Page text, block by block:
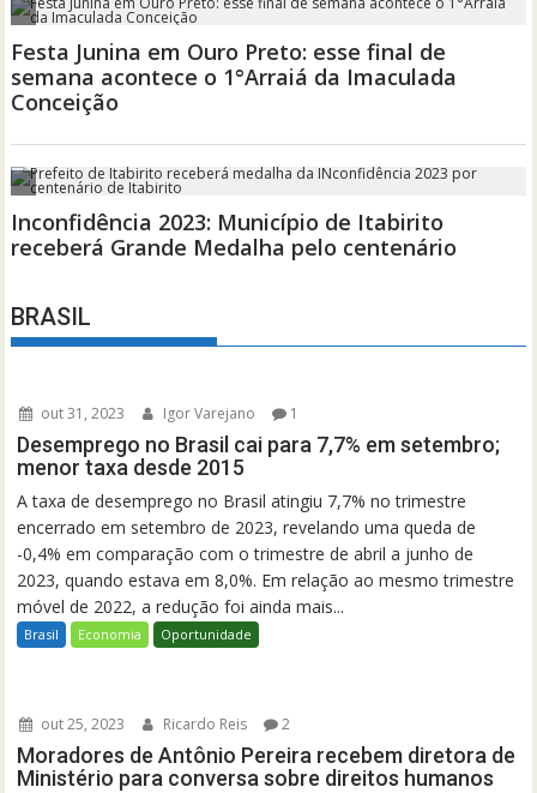
BRASIL
out 31, 2023 Igor Varejano 1
Desemprego no Brasil cai para 7,7% em setembro;
menor taxa desde 2015
A taxa de desemprego no Brasil atingiu 7,7% no trimestre
encerrado em setembro de 2023, revelando uma queda de
-0,4% em comparação com o trimestre de abril a junho de
2023, quando estava em 8,0%. Em relação ao mesmo trimestre
móvel de 2022, a redução foi ainda mais...
Brasil Economia Oportunidade
out 25, 2023 Ricardo Reis 2
Moradores de Antônio Pereira recebem diretora de
Ministério para conversa sobre direitos humanos